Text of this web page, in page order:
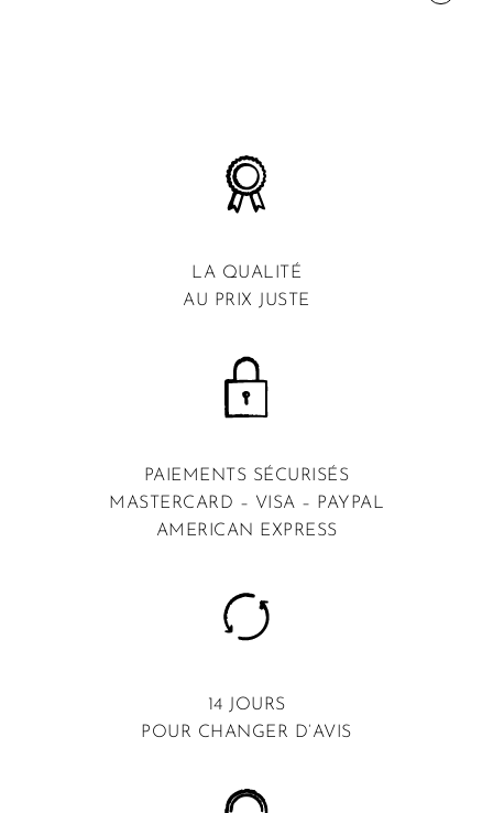
LA QUALITÉ
AU PRIX JUSTE
PAIEMENTS SÉCURISÉS
MASTERCARD – VISA – PAYPAL
AMERICAN EXPRESS
14 JOURS
POUR CHANGER D’AVIS